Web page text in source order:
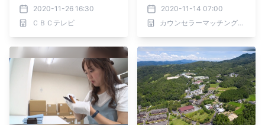
ノに”新たな価値を”！11/2
9（日）BACKSTAGE（バ
ックステージ）
2020-11-26 16:30
ＣＢＣテレビ
2020-11-14 07:00
カウンセラーマッチングアプリ -Bloste/ブロステ-